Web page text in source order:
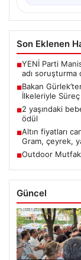
Son Eklenen
■YENİ Parti
adı soruşturma
■Bakan
İlkeleriyle
■2 yaşındaki
ödül
■Altın fiyatları
Gram, çeyrek,
■Outdoor
Güncel